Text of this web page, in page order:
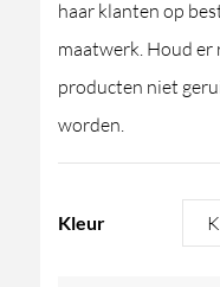
haar klanten op
maatwerk. Houd er
producten niet
worden.
Kleur